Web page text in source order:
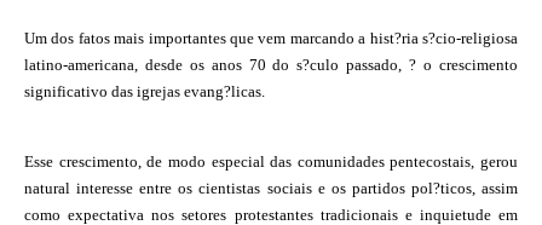
Um dos fatos mais importantes que vem marcando a hist?ria s?cio-religiosa
latino-americana, desde os anos 70 do s?culo passado, ? o crescimento
significativo das igrejas evang?licas.
Esse crescimento, de modo especial das comunidades pentecostais, gerou
natural interesse entre os cientistas sociais e os partidos pol?ticos, assim
como expectativa nos setores protestantes tradicionais e inquietude em